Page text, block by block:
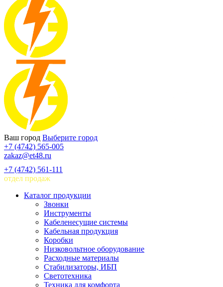
Ваш город Выберите город
+7 (4742) 565-005
zakaz@et48.ru
+7 (4742) 561-111
отдел продаж
Каталог продукции
Звонки
Инструменты
Кабеленесущие системы
Кабельная продукция
Коробки
Низковольтное оборудование
Расходные материалы
Стабилизаторы, ИБП
Светотехника
Техника для комфорта